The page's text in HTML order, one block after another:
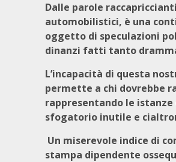
Dalle parole
automobilistici, è una
oggetto di speculazioni
dinanzi fatti tanto
L’incapacità di questa
permette a chi dovrebbe
rappresentando le
sfogatorio inutile e
Un miserevole indice di
stampa dipendente